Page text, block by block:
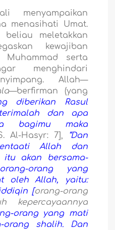
menyampaikan
menasihati Umat.
meletakkan
kewajiban
Muhammad serta
menghindari
Allah—
a—berfirman (yang
diberikan Rasul
dan apa
bagimu maka
Al-Hasyr: 7],
“Dan
Allah dan
itu akan bersama-
orang yang
oleh Allah, yaitu:
[orang-orang
kepercayaannya
orang yang mati
shalih. Dan